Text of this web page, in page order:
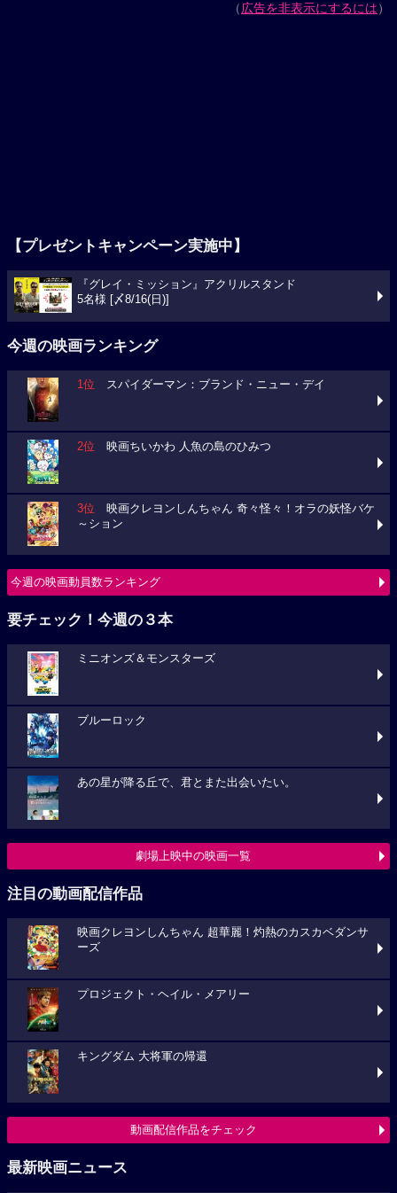
（広告を非表示にするには）
【プレゼントキャンペーン実施中】
『グレイ・ミッション』アクリルスタンド
5名様 [〆8/16(日)]
今週の映画ランキング
1位 スパイダーマン：ブランド・ニュー・デイ
2位 映画ちいかわ 人魚の島のひみつ
3位 映画クレヨンしんちゃん 奇々怪々！オラの妖怪バケ
～ション
今週の映画動員数ランキング
要チェック！今週の３本
ミニオンズ＆モンスターズ
ブルーロック
あの星が降る丘で、君とまた出会いたい。
劇場上映中の映画一覧
注目の動画配信作品
映画クレヨンしんちゃん 超華麗！灼熱のカスカベダンサ
ーズ
プロジェクト・ヘイル・メアリー
キングダム 大将軍の帰還
動画配信作品をチェック
最新映画ニュース